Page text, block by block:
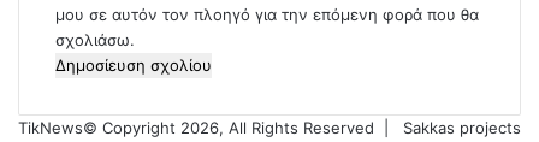
μου σε αυτόν τον πλοηγό για την επόμενη φορά που θα
σχολιάσω.
TikNews© Copyright 2026, All Rights Reserved |
Sakkas projects